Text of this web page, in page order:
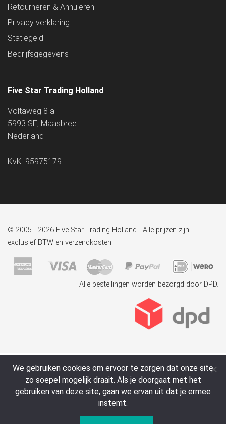
Retourneren & Annuleren
Privacy verklaring
Statiegeld
Bedrijfsgegevens
Five Star Trading Holland
Voltaweg 8 a
5993 SE, Maasbree
Nederland
KvK: 95975179
© 2005 - 2026 Five Star Trading Holland - Alle prijzen zijn
exclusief BTW en verzendkosten.
Alle bestellingen worden bezorgd door DPD.
We gebruiken cookies om ervoor te zorgen dat onze site
zo soepel mogelijk draait. Als je doorgaat met het
gebruiken van deze site, gaan we ervan uit dat je ermee
instemt.